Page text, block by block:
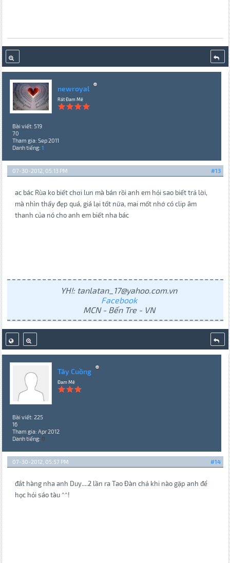
newroyal
Rất Đam Mê
Bài viết: 519
70
Tham gia: Sep 2011
Danh tiếng: 1
#13
07-30-2012, 05:13 PM
ac bác Rùa ko biết chơi lun mà bán rồi anh em hỏi sao biết trả lời,
mà nhìn thấy đẹp quá, giá lại tốt nữa, mai mốt nhớ có clip âm
thanh của nó cho anh em biết nha bác
YH!: tanlatan_17@yahoo.com.vn
Facebook
MCN - Bến Tre - VN
Tây Cuồng
Đam Mê
Bài viết: 225
16
Tham gia: Apr 2012
Danh tiếng: 0
#14
07-30-2012, 05:57 PM
đắt hàng nha anh Duy....2 lần ra Tao Đàn chả khi nào gặp anh để
học hỏi sáo tàu ^^!